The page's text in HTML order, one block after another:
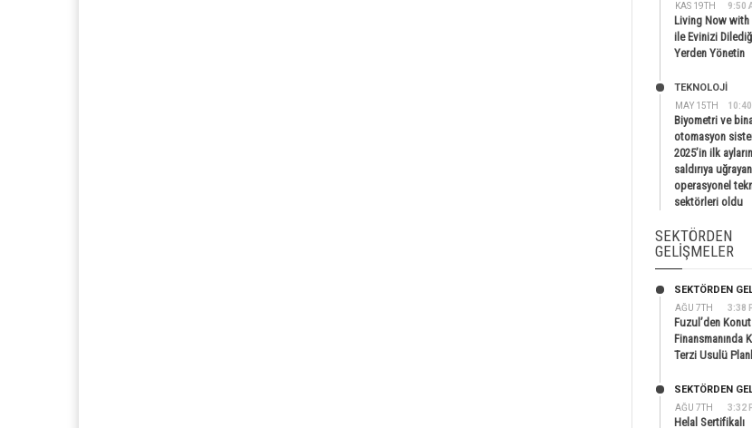
KAS 19TH 9:50
Living Now with
ile Evinizi
Yerden Yönetin
MAY 15TH
TEKNOLOJİ
Biyometri ve
otomasyon
2025’in ilk
saldırıya uğrayan
operasyonel
sektörleri oldu
SEKTÖRDEN
GELIŞMELER
AĞU 7TH 3:38
SEKTÖRDEN
Fuzul’den
Finansmanında
Terzi Usulü
AĞU 7TH 3:32
SEKTÖRDEN
Helal Sertifikalı